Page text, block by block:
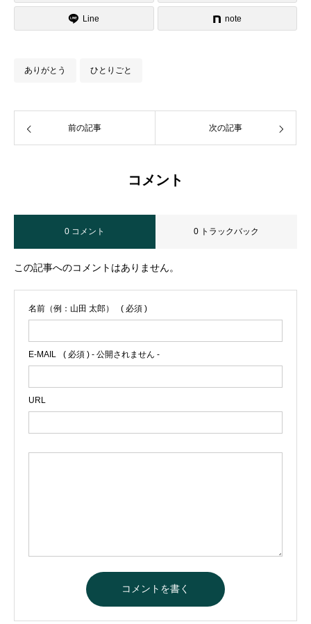
Line note
ありがとう ひとりごと
前の記事 次の記事
コメント
0 コメント 0 トラックバック
この記事へのコメントはありません。
名前（例：山田 太郎） ( 必須 )
E-MAIL ( 必須 ) - 公開されません -
URL
l